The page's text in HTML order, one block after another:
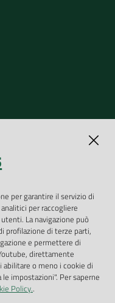
per garantire il servizio di
per raccogliere
La navigazione può
profilazione di terze parti,
e permettere di
direttamente
o meno i cookie di
impostazioni". Per saperne
Policy..